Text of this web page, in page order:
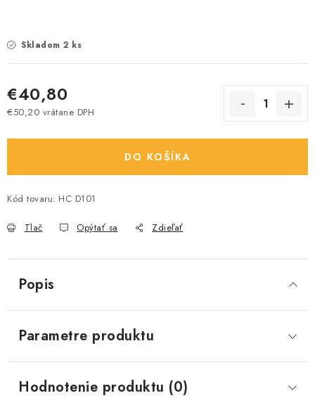
Skladom 2 ks
€40,80
€50,20 vrátane DPH
DO KOŠÍKA
Kód tovaru: HC D101
Tlač Opýtať sa Zdieľať
Popis
Parametre produktu
Hodnotenie produktu (0)